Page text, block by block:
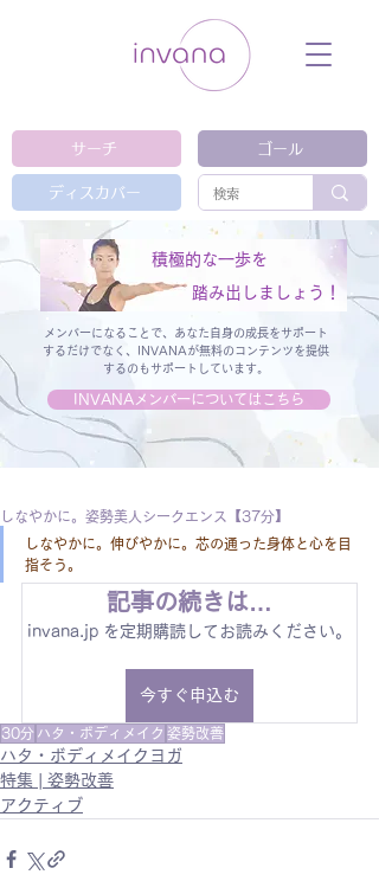
ガ 瞑想 栄養 医学 レッスン レクチャ
ー ​ストレス 免疫力 睡眠 メンタルヘル
サーチ
ディスカバー
ゴール
積極的な一歩を
踏み出しましょう！
メンバーになることで、あなた自身の成長をサポート
するだけでなく、
INVANAが無料のコンテンツを提供
するのもサポートしています。
INVANAメンバーについてはこちら
しなやかに。姿勢美人シークエンス【37分】
しなやかに。伸びやかに。芯の通った身体と心を目
指そう。
記事の続きは…
invana.jp を定期購読してお読みください。
今すぐ申込む
30分 ハタ・ボディメイク 姿勢改善
ハタ・ボディメイクヨガ
特集 | 姿勢改善
アクティブ